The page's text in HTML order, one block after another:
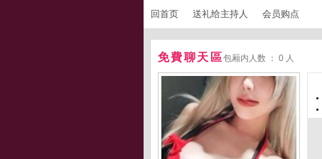
回首页 送礼给主持人 会员购点
免費聊天區包厢内人数 ： 0 人